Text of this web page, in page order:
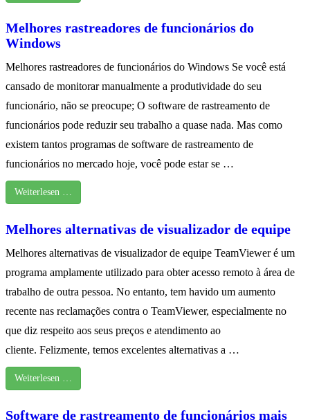
Melhores rastreadores de funcionários do
Windows
Melhores rastreadores de funcionários do Windows Se você está
cansado de monitorar manualmente a produtividade do seu
funcionário, não se preocupe; O software de rastreamento de
funcionários pode reduzir seu trabalho a quase nada. Mas como
existem tantos programas de software de rastreamento de
funcionários no mercado hoje, você pode estar se …
Weiterlesen …
Melhores alternativas de visualizador de equipe
Melhores alternativas de visualizador de equipe TeamViewer é um
programa amplamente utilizado para obter acesso remoto à área de
trabalho de outra pessoa. No entanto, tem havido um aumento
recente nas reclamações contra o TeamViewer, especialmente no
que diz respeito aos seus preços e atendimento ao
cliente. Felizmente, temos excelentes alternativas a …
Weiterlesen …
Software de rastreamento de funcionários mais